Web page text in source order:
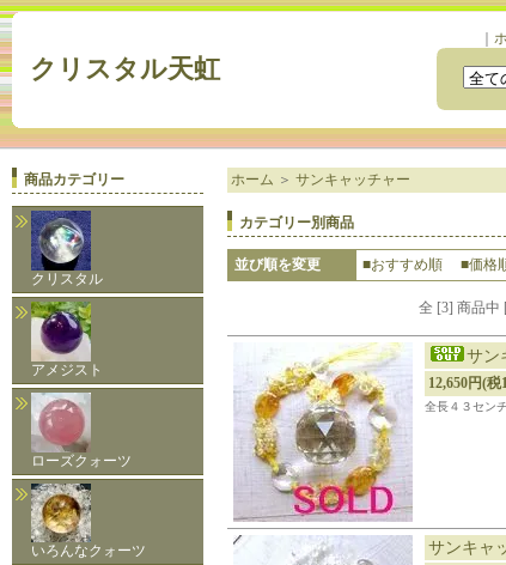
クリスタル天虹
商品カテゴリー
クリスタル
アメジスト
ローズクォーツ
いろんなクォーツ
ホーム ＞ サンキャッチャー
カテゴリー別商品
並び順を変更 ■おすすめ順 ■価格
全 [3] 商品中
サン
12,650円(税
全長４３センチ
サンキャ